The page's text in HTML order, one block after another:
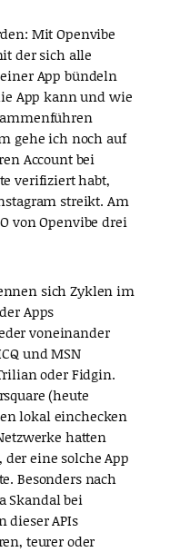
Mit Openvibe
der sich alle
App bündeln
App kann und wie
gehe ich noch auf
Account bei
verifiziert habt,
streikt. Am
von Openvibe drei
sich Zyklen im
Apps
voneinander
und MSN
oder Fidgin.
(heute
lokal einchecken
hatten
der eine solche App
Besonders nach
Skandal bei
dieser APIs
teurer oder